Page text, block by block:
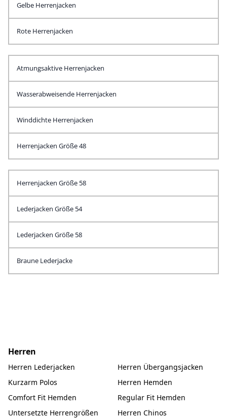
Gelbe Herrenjacken
Rote Herrenjacken
Atmungsaktive Herrenjacken
Wasserabweisende Herrenjacken
Winddichte Herrenjacken
Herrenjacken Größe 48
Herrenjacken Größe 58
Lederjacken Größe 54
Lederjacken Größe 58
Braune Lederjacke
Herren
Herren Lederjacken
Herren Übergangsjacken
Kurzarm Polos
Herren Hemden
Comfort Fit Hemden
Regular Fit Hemden
Untersetzte Herrengrößen
Herren Chinos